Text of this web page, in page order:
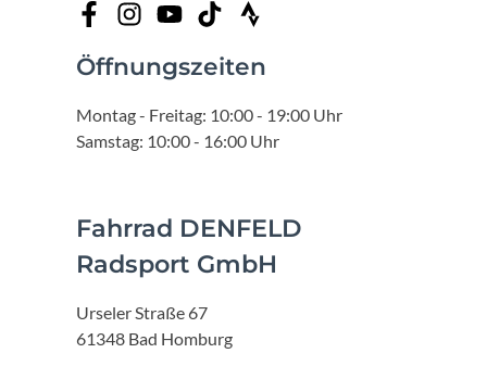
Öffnungszeiten
Montag - Freitag: 10:00 - 19:00 Uhr
Samstag: 10:00 - 16:00 Uhr
Fahrrad DENFELD
Radsport GmbH
Urseler Straße 67
61348 Bad Homburg